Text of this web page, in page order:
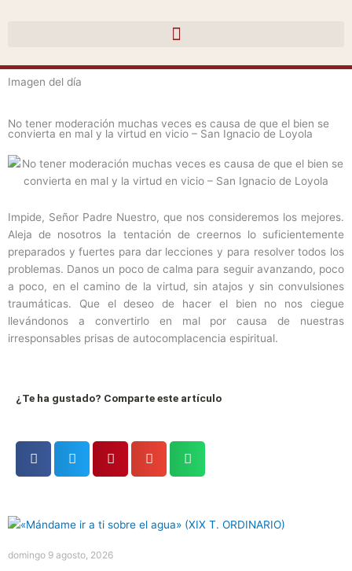
Imagen del día
No tener moderación muchas veces es causa de que el bien se
convierta en mal y la virtud en vicio – San Ignacio de Loyola
Impide, Señor Padre Nuestro, que nos consideremos los mejores.
Aleja de nosotros la tentación de creernos lo suficientemente
preparados y fuertes para dar lecciones y para resolver todos los
problemas. Danos un poco de calma para seguir avanzando, poco
a poco, en el camino de la virtud, sin atajos y sin convulsiones
traumáticas. Que el deseo de hacer el bien no nos ciegue
llevándonos a convertirlo en mal por causa de nuestras
irresponsables prisas de autocomplacencia espiritual.
¿Te ha gustado? Comparte este artículo
domingo 9 agosto, 2026
Página
Página
Página
Página
Página